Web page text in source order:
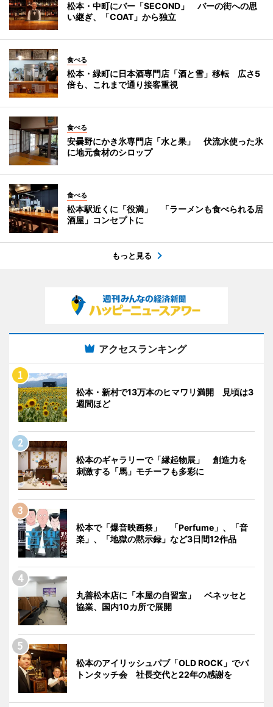
松本・中町にバー「SECOND」 バーの街への思
い継ぎ、「COAT」から独立
食べる
松本・緑町に日本酒専門店「酒と雪」移転 広さ5
倍も、これまで通り接客重視
食べる
安曇野にかき氷専門店「水と果」 伏流水使った氷
に地元食材のシロップ
食べる
松本駅近くに「役満」 「ラーメンも食べられる居
酒屋」コンセプトに
もっと見る
アクセスランキング
松本・新村で13万本のヒマワリ満開 見頃は3
週間ほど
松本のギャラリーで「縁起物展」 創造力を
刺激する「馬」モチーフも多彩に
松本で「爆音映画祭」 「Perfume」、「音
楽」、「地獄の黙示録」など3日間12作品
丸善松本店に「本屋の自習室」 ベネッセと
協業、国内10カ所で展開
松本のアイリッシュパブ「OLD ROCK」でバ
トンタッチ会 社長交代と22年の感謝を